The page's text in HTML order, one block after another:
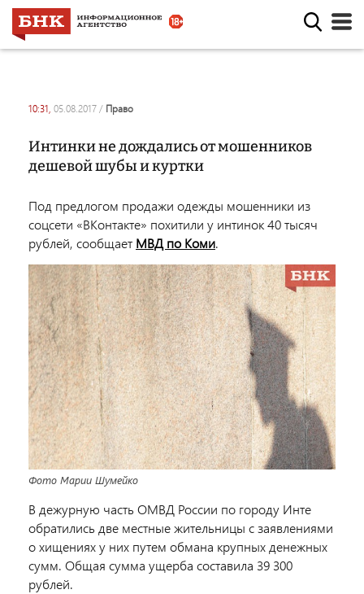
10:31, 05.08.2017 / право
Интинки не дождались от мошенников
дешевой шубы и куртки
Под предлогом продажи одежды мошенники из
соцсети «ВКонтакте» похитили у интинок 40 тысяч
рублей, сообщает МВД по Коми.
Фото Марии Шумейко
В дежурную часть ОМВД России по городу Инте
обратились две местные жительницы с заявлениями
о хищениях у них путем обмана крупных денежных
сумм. Общая сумма ущерба составила 39 300
рублей.